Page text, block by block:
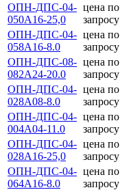
ОПН-ДПС-04-
050А16-25,0
цена по
запросу
ОПН-ДПС-04-
058А16-8.0
цена по
запросу
ОПН-ДПС-08-
082А24-20.0
цена по
запросу
ОПН-ДПС-04-
028А08-8.0
цена по
запросу
ОПН-ДПС-04-
004А04-11.0
цена по
запросу
ОПН-ДПС-04-
028А16-25,0
цена по
запросу
ОПН-ДПС-04-
064А16-8.0
цена по
запросу